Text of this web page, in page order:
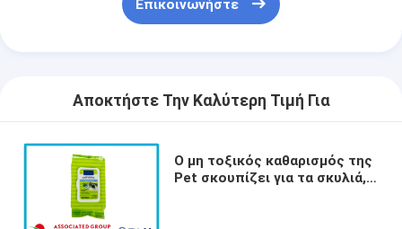
Επικοινωνήστε
Αποκτήστε Την Καλύτερη Τιμή Για
Ο μη τοξικός καθαρισμός της
Pet σκουπίζει για τα σκυλιά,